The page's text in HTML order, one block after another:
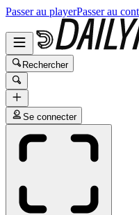
Passer au playerPasser au
Rechercher
Se connecter